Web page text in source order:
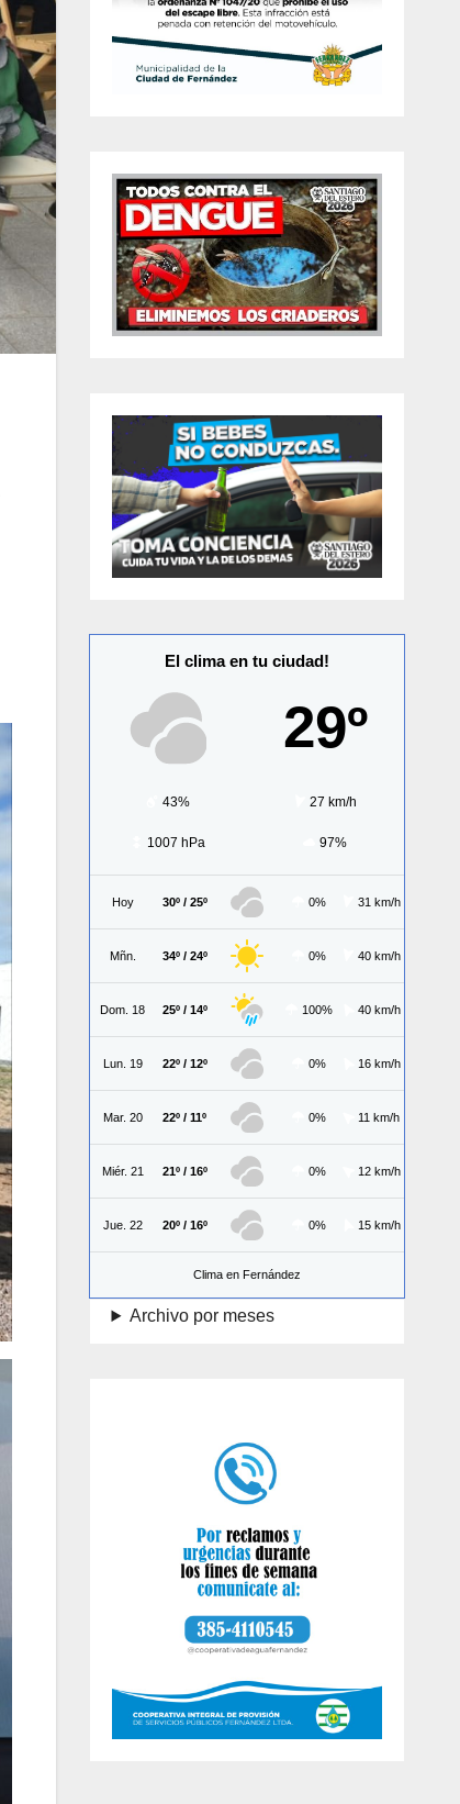
El clima en tu ciudad!
29º
43% 27 km/h
1007 hPa 97%
Hoy 30º / 25º 0% 31 km/h
Mñn. 34º / 24º 0% 40 km/h
Dom. 18 25º / 14º 100% 40 km/h
Lun. 19 22º / 12º 0% 16 km/h
Mar. 20 22º / 11º 0% 11 km/h
Miér. 21 21º / 16º 0% 12 km/h
Jue. 22 20º / 16º 0% 15 km/h
Clima en Fernández
Archivo por meses